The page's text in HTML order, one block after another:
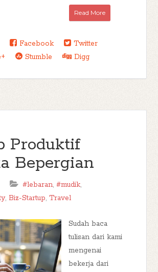
Read More
Facebook
Twitter
Stumble Digg
Produktif
Bepergian
#lebaran,#mudik,
,Biz-Startup,Travel
Sudah baca
tulisan dari kami
mengenai
bekerja dari